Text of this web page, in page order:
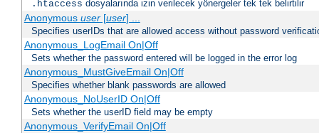
.htaccess dosyalarında izin verilecek yönergeler tek tek belirtilir
Anonymous user[user] ...
Specifies userIDs that are allowed access without password
Anonymous_LogEmail On|Off
Sets whether the password entered will be logged in the error log
Anonymous_MustGiveEmail On|Off
Specifies whether blank passwords are allowed
Anonymous_NoUserID On|Off
Sets whether the userID field may be empty
Anonymous_VerifyEmail On|Off